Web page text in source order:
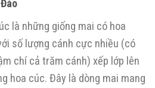
là những giống mai có hoa
số lượng cánh cực nhiều (có
chí cả trăm cánh) xếp lớp lên
hoa cúc. Đây là dòng mai mang